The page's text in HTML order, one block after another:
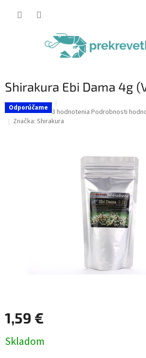
Shirakura Ebi Dama 4g
Odporúčame Priemerné
hodnotenie
hviezdičiek.
3 hodnotenia Podrobnosti
Značka: Shirakura
1,59 €
cena:
Skladom